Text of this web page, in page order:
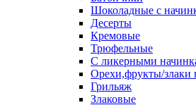
Шоколадные с
Десерты
Кремовые
Трюфельные
С ликерными
Орехи,фрукты/злаки
Грильяж
Злаковые